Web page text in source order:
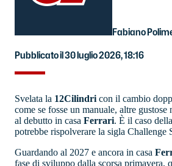
Fabiano
Pubblicato il 30 luglio 2026, 18:16
Svelata la 12Cilindri con il cambio
come se fosse un manuale, altre
al debutto in casa Ferrari. È il caso
potrebbe rispolverare la sigla Challenge
Guardando al 2027 e ancora in casa
fase di sviluppo dalla scorsa primavera,